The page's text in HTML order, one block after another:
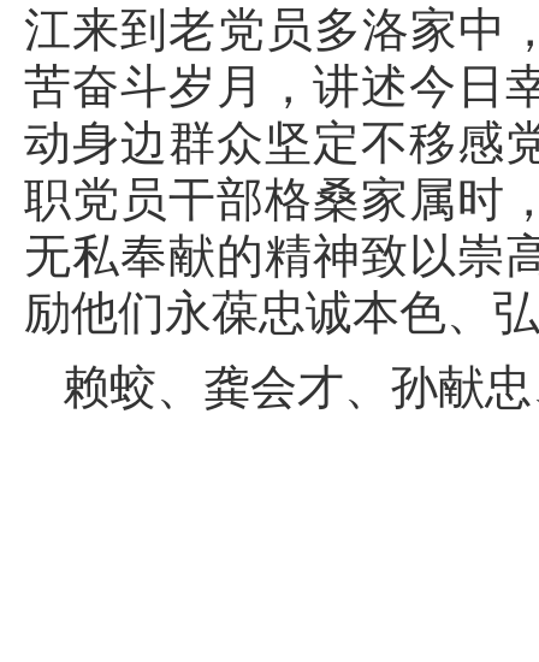
江来到老党员多洛家中
苦奋斗岁月，讲述今日
动身边群众坚定不移感
职党员干部格桑家属时
无私奉献的精神致以崇
励他们永葆忠诚本色、
赖蛟、龚会才、孙献